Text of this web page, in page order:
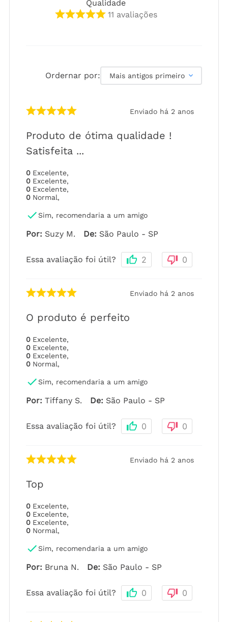
Qualidade
11 avaliações
Ordernar por: Mais antigos primeiro
Enviado há 2 anos
Produto de ótima qualidade !
Satisfeita ...
0 Excelente,
0 Excelente,
0 Excelente,
0 Normal,
Sim, recomendaria a um amigo
Por: Suzy M. De: São Paulo - SP
Essa avaliação foi útil? 2 0
Enviado há 2 anos
O produto é perfeito
0 Excelente,
0 Excelente,
0 Excelente,
0 Normal,
Sim, recomendaria a um amigo
Por: Tiffany S. De: São Paulo - SP
Essa avaliação foi útil? 0 0
Enviado há 2 anos
Top
0 Excelente,
0 Excelente,
0 Excelente,
0 Normal,
Sim, recomendaria a um amigo
Por: Bruna N. De: São Paulo - SP
Essa avaliação foi útil? 0 0